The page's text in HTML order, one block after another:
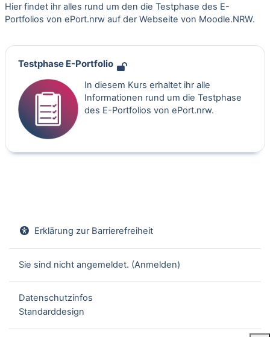
Hier findet ihr alles rund um den die Testphase des E-
Portfolios von ePort.nrw auf der Webseite von Moodle.NRW.
Testphase E-Portfolio
In diesem Kurs erhaltet ihr alle
Informationen rund um die Testphase
des E-Portfolios von ePort.nrw.
Erklärung zur Barrierefreiheit
Sie sind nicht angemeldet. (Anmelden)
Datenschutzinfos
Standarddesign